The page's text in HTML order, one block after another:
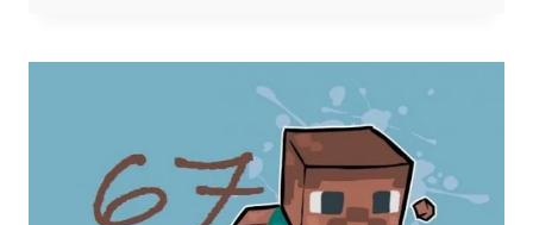
العار
#68
|
68#
MINECRAFT
: